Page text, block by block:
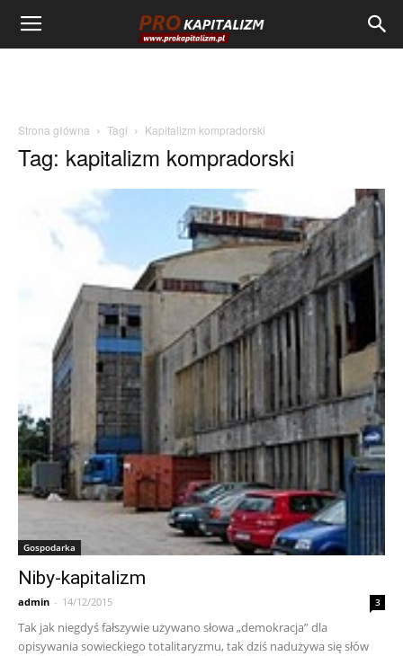
Strona główna Tagi Kapitalizm kompradorski
Tag: kapitalizm kompradorski
Gospodarka
Niby-kapitalizm
admin - 14/12/2015 3
Tak jak niegdyś fałszywie używano słowa „demokracja” dla
opisywania sowieckiego totalitaryzmu, tak dziś nadużywa się słów